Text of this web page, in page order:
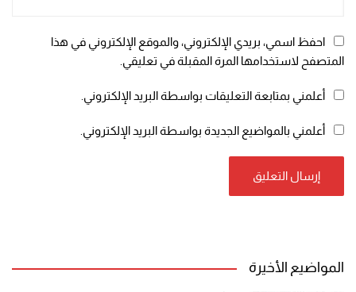
احفظ اسمي، بريدي الإلكتروني، والموقع الإلكتروني في هذا
المتصفح لاستخدامها المرة المقبلة في تعليقي.
أعلمني بمتابعة التعليقات بواسطة البريد الإلكتروني.
أعلمني بالمواضيع الجديدة بواسطة البريد الإلكتروني.
المواضيع الأخيرة